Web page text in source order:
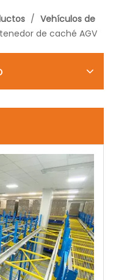
/ Vehículos de
de caché AGV